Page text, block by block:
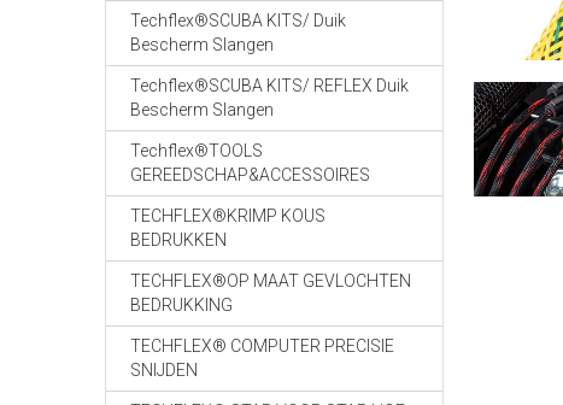
Techflex®SCUBA KITS/ Duik
Bescherm Slangen
Techflex®SCUBA KITS/ REFLEX Duik
Bescherm Slangen
Techflex®TOOLS
GEREEDSCHAP&ACCESSOIRES
TECHFLEX®KRIMP KOUS
BEDRUKKEN
TECHFLEX®OP MAAT GEVLOCHTEN
BEDRUKKING
TECHFLEX® COMPUTER PRECISIE
SNIJDEN